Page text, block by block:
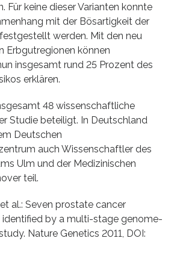
Für keine dieser Varianten konnte
mit der Bösartigkeit der
werden. Mit den neu
Erbgutregionen können
insgesamt rund 25 Prozent des
erklären.
48 wissenschaftliche
Studie beteiligt. In Deutschland
Deutschen
auch Wissenschaftler des
Ulm und der Medizinischen
teil.
al.: Seven prostate cancer
by a multi-stage genome-
Nature Genetics 2011, DOI: